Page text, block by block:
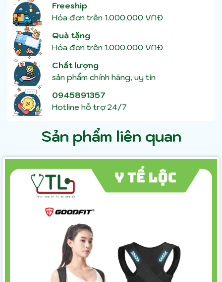
Freeship
Hóa đơn trên 1.000.000 VNĐ
Quà tặng
Hóa đơn trên 1.000.000 VNĐ
Chất lượng
sản phẩm chính hãng, uy tín
0945891357
Hotline hỗ trợ 24/7
Sản phẩm liên quan